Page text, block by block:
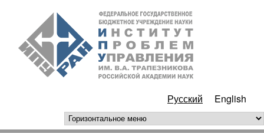
Перейти к основному
содержанию
РАН
Русский English
горизонтальное меню